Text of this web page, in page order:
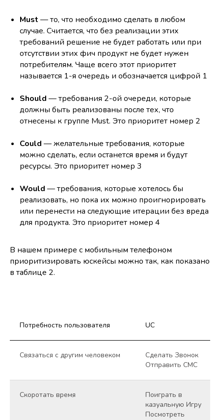
Must — то, что необходимо сделать в любом
случае. Считается, что без реализации этих
требований решение не будет работать или при
отсутствии этих фич продукт не будет нужен
потребителям. Чаще всего этот приоритет
называется 1-я очередь и обозначается цифрой 1
Should — требования 2-ой очереди, которые
должны быть реализованы после тех, что
отнесены к группе Must. Это приоритет номер 2
Could — желательные требования, которые
можно сделать, если останется время и будут
ресурсы. Это приоритет номер 3
Would — требования, которые хотелось бы
реализовать, но пока их можно проигнорировать
или перенести на следующие итерации без вреда
для продукта. Это приоритет номер 4
В нашем примере с мобильным телефоном
приоритизировать юскейсы можно так, как показано
в таблице 2.
Потребность пользователя UC
Cвязаться с другим человеком
Сделать Звонок
Отправить СМС
Скоротать время
Поиграть в
казуальную Игру
Посмотреть